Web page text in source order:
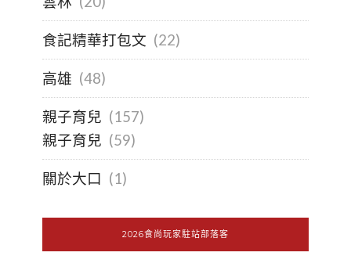
食記精華打包文 (22)
高雄 (48)
親子育兒 (157)
親子育兒 (59)
關於大口 (1)
2026食尚玩家駐站部落客